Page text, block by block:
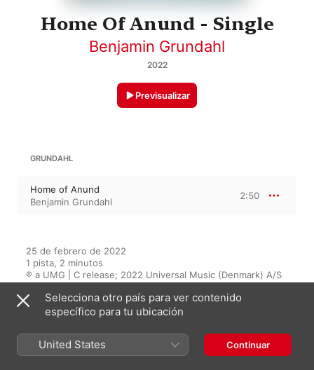
Home Of Anund - Single
Benjamin Grundahl
2022
Previsualizar
GRUNDAHL
Home of Anund
Benjamin Grundahl
2:50
25 de febrero de 2022
1 pista, 2 minutos
℗ a UMG | C release; 2022 Universal Music (Denmark) A/S
DISCOGRÁFICA
Universal Music
Selecciona otro país para ver contenido
específico para tu ubicación
United States Continuar